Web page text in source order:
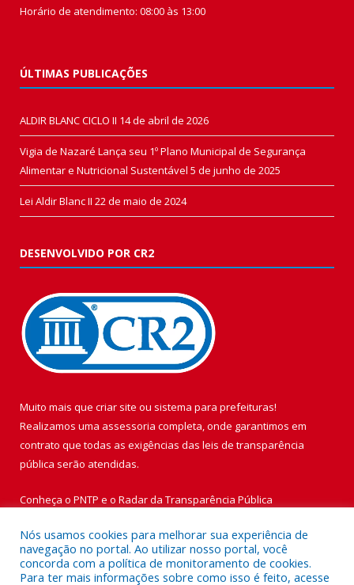
Horário de atendimento: 08:00 às 13:00
ÚLTIMAS PUBLICAÇÕES
ALDIR BLANC CICLO II 14 de abril de 2026
Vigia de Nazaré Lança seu 1º Plano Municipal de Segurança
Alimentar e Nutricional Sustentável 5 de junho de 2025
Lei Aldir Blanc II 22 de maio de 2024
DESENVOLVIDO POR CR2
Muito mais que criar site ou sistema para prefeituras!
Realizamos uma assessoria completa, onde garantimos em
contrato que todas as exigências das leis de transparência
pública serão atendidas.
Conheça o PNTP e o Radar da Transparência Pública
Nós usamos cookies para melhorar sua experiência de
navegação no portal. Ao utilizar nosso portal, você
concorda com a política de monitoramento de cookies.
Para ter mais informações sobre como isso é feito, acesse